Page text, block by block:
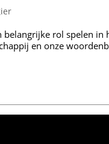
rol spelen
en onze